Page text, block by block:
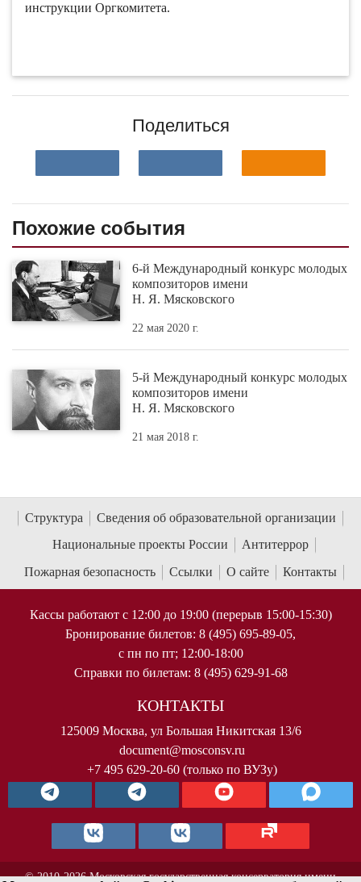
инструкции Оргкомитета.
Поделиться
Похожие события
6-й Международный конкурс молодых
композиторов имени
Н. Я. Мясковского
22 мая 2020 г.
5-й Международный конкурс молодых
композиторов имени
Н. Я. Мясковского
21 мая 2018 г.
Структура
Сведения об образовательной организации
Национальные проекты России
Антитеррор
Пожарная безопасность
Ссылки О сайте Контакты
Кассы работают с 12:00 до 19:00 (перерыв 15:00-15:30)
Бронирование билетов: 8 (495) 695-89-05,
с пн по пт; 12:00-18:00
Справки по билетам: 8 (495) 629-91-68
КОНТАКТЫ
125009 Москва, ул Большая Никитская 13/6
document@mosconsv.ru
+7 495 629-20-60 (только по ВУЗу)
© 2010-2026 Московская государственная консерватория имени